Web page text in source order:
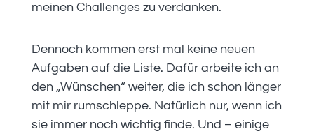
meinen Challenges zu verdanken.
Dennoch kommen erst mal keine neuen
Aufgaben auf die Liste. Dafür arbeite ich an
den „Wünschen“ weiter, die ich schon länger
mit mir rumschleppe. Natürlich nur, wenn ich
sie immer noch wichtig finde. Und – einige